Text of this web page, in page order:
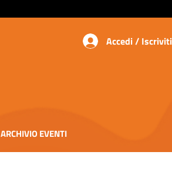
Accedi / Iscriviti
ARCHIVIO EVENTI